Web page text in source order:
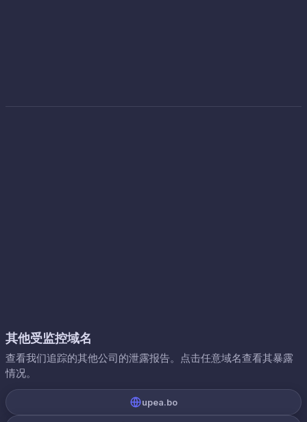
其他受监控域名
查看我们追踪的其他公司的泄露报告。点击任意域名查看其暴露
情况。
upea.bo